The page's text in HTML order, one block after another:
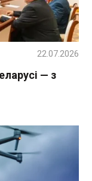
— з
22.07.2026